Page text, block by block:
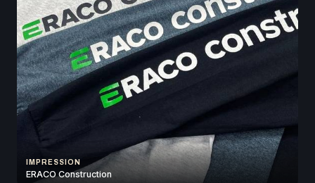
IMPRESSION
ERACO Construction